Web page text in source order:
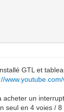
GTL et
acheter un
seul en 4 voies /